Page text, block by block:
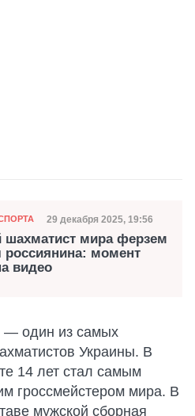
Дата публикации
29 декабря 2025, 19:56
мира ферзем
россиянина: момент
видео
— один из самых
Украины. В
14 лет стал самым
гроссмейстером мира. В
мужской сборная